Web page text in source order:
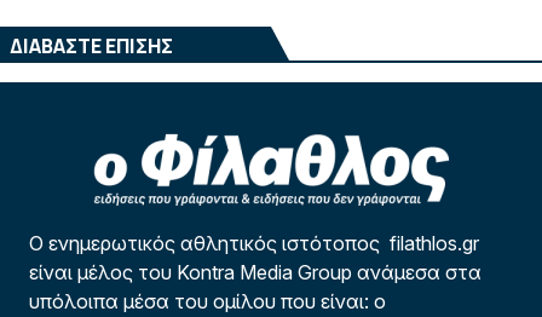
ΔΙΑΒΑΣΤΕ ΕΠΙΣΗΣ
Ο ενημερωτικός αθλητικός ιστότοπος filathlos.gr
είναι μέλος του Kontra Media Group ανάμεσα στα
υπόλοιπα μέσα του ομίλου που είναι: ο